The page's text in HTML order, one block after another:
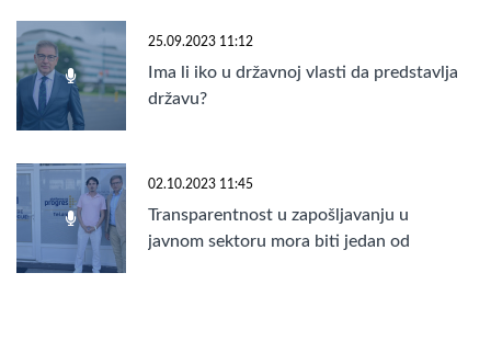
25.09.2023 11:12
Ima li iko u državnoj vlasti da predstavlja
državu?
02.10.2023 11:45
Transparentnost u zapošljavanju u
javnom sektoru mora biti jedan od